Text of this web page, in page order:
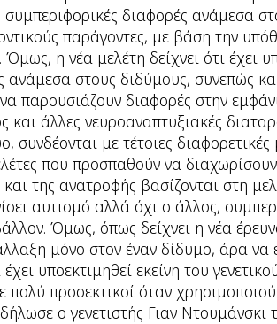
διαφορές ανάμεσα
παράγοντες, με βάση την
Όμως, η νέα μελέτη δείχνει ότι έχει
ανάμεσα στους διδύμους, συνεπώς
παρουσιάζουν διαφορές στην
άλλες νευροαναπτυξιακές
συνδέονται με τέτοιες
που προσπαθούν να
και της ανατροφής βασίζονται στη
αυτισμό αλλά όχι ο άλλος,
Όμως, όπως δείχνει η νέα
μόνο στον έναν δίδυμο, άρα να
υποεκτιμηθεί εκείνη του
πολύ προσεκτικοί όταν
ο γενετιστής Γιαν